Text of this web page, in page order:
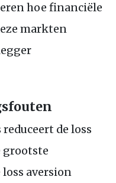
hoe financiële
markten
de loss
grootste
aversion